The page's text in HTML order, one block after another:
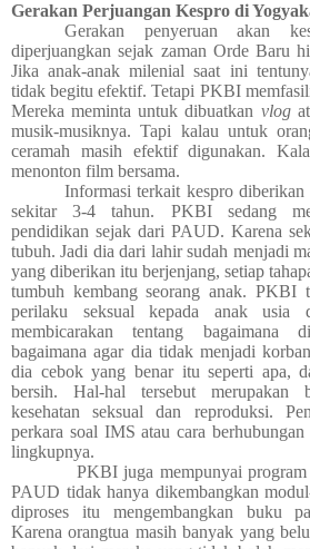
Gerakan Perjuangan Kespro di
Gerakan penyeruan akan
diperjuangkan sejak zaman Orde Baru
Jika anak-anak milenial saat ini
tidak begitu efektif. Tetapi PKBI
Mereka meminta untuk dibuatkan vlog
musik-musiknya. Tapi kalau untuk
ceramah masih efektif digunakan.
menonton film bersama.
Informasi terkait kespro
sekitar 3-4 tahun. PKBI sedang
pendidikan sejak dari PAUD. Karena
tubuh. Jadi dia dari lahir sudah menjadi
yang diberikan itu berjenjang, setiap
tumbuh kembang seorang anak. PKBI
perilaku seksual kepada anak usia
membicarakan tentang bagaimana
bagaimana agar dia tidak menjadi
dia cebok yang benar itu seperti apa,
bersih. Hal-hal tersebut merupakan
kesehatan seksual dan reproduksi.
perkara soal IMS atau cara
lingkupnya.
PKBI juga mempunyai
PAUD tidak hanya dikembangkan
diproses itu mengembangkan buku
Karena orangtua masih banyak yang